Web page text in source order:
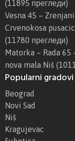
(11895 прегледи)
Vesna 45 –
Crvenokosa
(11780 прегледи)
Matorka – Rada 65
nova mala Niš
Popularni gradovi
Beograd
Novi Sad
Niš
Kragujevac